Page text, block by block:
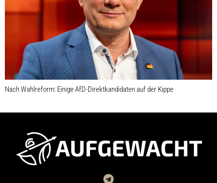
Nach Wahlreform: Einige AfD-Direktkandidaten auf der Kippe